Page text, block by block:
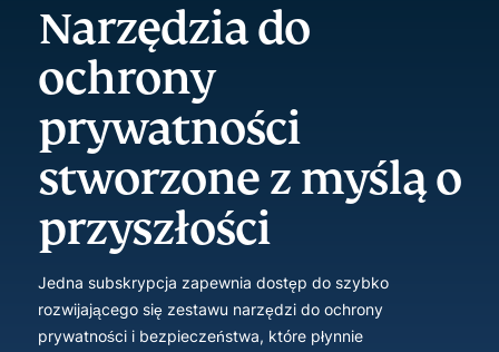
Narzędzia do
ochrony
prywatności
stworzone z myślą o
przyszłości
Jedna subskrypcja zapewnia dostęp do szybko
rozwijającego się zestawu narzędzi do ochrony
prywatności i bezpieczeństwa, które płynnie